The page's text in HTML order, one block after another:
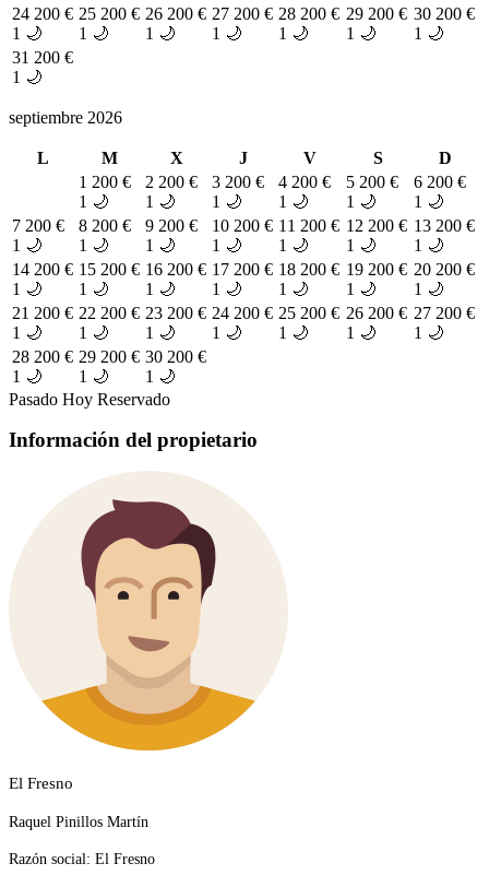
24 200 €
1 🌙
25 200 €
1 🌙
26 200 €
1 🌙
27 200 €
1 🌙
28 200 €
1 🌙
29 200 €
1 🌙
30 200 €
1 🌙
31 200 €
1 🌙
septiembre 2026
L M X J V S
D
1 200 €
1 🌙
2 200 €
1 🌙
3 200 €
1 🌙
4 200 €
1 🌙
5 200 €
1 🌙
6 200 €
1 🌙
7 200 €
1 🌙
8 200 €
1 🌙
9 200 €
1 🌙
10 200 €
1 🌙
11 200 €
1 🌙
12 200 €
1 🌙
13 200 €
1 🌙
14 200 €
1 🌙
15 200 €
1 🌙
16 200 €
1 🌙
17 200 €
1 🌙
18 200 €
1 🌙
19 200 €
1 🌙
20 200 €
1 🌙
21 200 €
1 🌙
22 200 €
1 🌙
23 200 €
1 🌙
24 200 €
1 🌙
25 200 €
1 🌙
26 200 €
1 🌙
27 200 €
1 🌙
28 200 €
1 🌙
29 200 €
1 🌙
30 200 €
1 🌙
Pasado Hoy Reservado
Información del propietario
El Fresno
Raquel Pinillos Martín
Razón social: El Fresno